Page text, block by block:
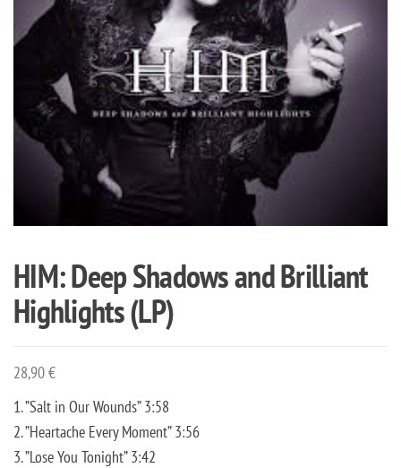
HIM: Deep Shadows and Brilliant
Highlights (LP)
28,90€
1. ”Salt in Our Wounds” 3:58
2. ”Heartache Every Moment” 3:56
3. ”Lose You Tonight” 3:42